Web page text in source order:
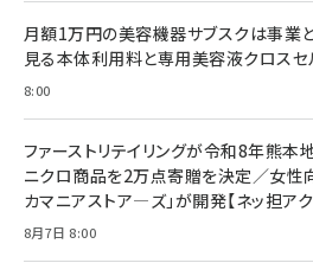
月額1万円の美容機器サブスクは事業
見る本体利用料と専用美容液クロスセ
8:00
ファーストリテイリングが令和8年熊
ニクロ商品を2万点寄贈を決定／女性
カマニアストア―ズ」が開発【ネッ担アク
8月7日 8:00